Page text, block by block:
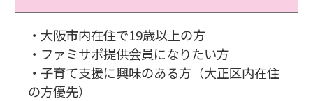
・大阪市内在住で19歳以上の方
・ファミサポ提供会員になりたい方
・子育て支援に興味のある方（大正区内在住
の方優先）